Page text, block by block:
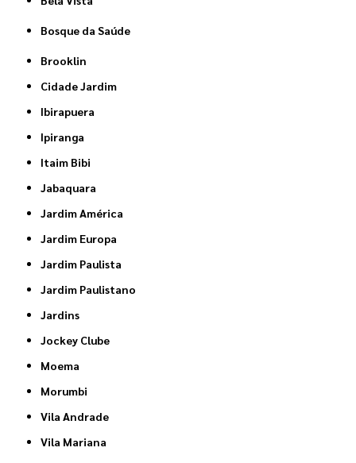
Bosque da Saúde
Brooklin
Cidade Jardim
Ibirapuera
Ipiranga
Itaim Bibi
Jabaquara
Jardim América
Jardim Europa
Jardim Paulista
Jardim Paulistano
Jardins
Jockey Clube
Moema
Morumbi
Vila Andrade
Vila Mariana